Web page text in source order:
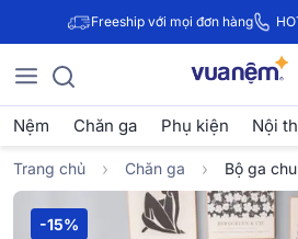
Freeship với mọi đơn hàng
Nệm Chăn ga Phụ kiện Nội
Trang chủ Chăn ga Bộ ga
-15%